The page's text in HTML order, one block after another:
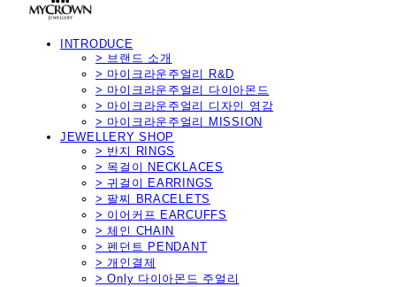
INTRODUCE
> 브랜드 소개
> 마이크라운주얼리 R&D
> 마이크라운주얼리 다이아몬드
> 마이크라운주얼리 디자인 영감
> 마이크라운주얼리 MISSION
JEWELLERY SHOP
> 반지 RINGS
> 목걸이 NECKLACES
> 귀걸이 EARRINGS
> 팔찌 BRACELETS
> 이어커프 EARCUFFS
> 체인 CHAIN
> 펜던트 PENDANT
> 개인결제
> Only 다이아몬드 주얼리